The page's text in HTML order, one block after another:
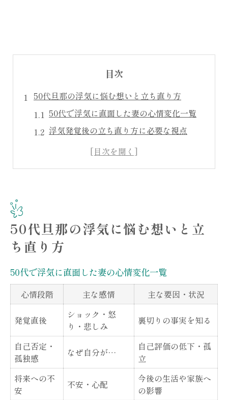
目次
50代旦那の浮気に悩む想いと立ち直り方
50代で浮気に直面した妻の心情変化一覧
浮気発覚後の立ち直り方に必要な視点
気持ちが揺れる時期にできる自己ケア
夫を問い詰めるタイミングの見極め方
感情的になった時の冷静な伝え方
浮気を許すか離れるか迷った瞬間
夫婦の窓口が伝える話し合いのコツ
夫の行動から見抜く50代の浮気サインとは
50代夫に多い浮気サイン早見表
スマホや行動の変化に注意する理由
日常の会話で感じる違和感の正体
浮気を疑うきっかけとなる瞬間例
夫婦の窓口で解説する証拠収集の知恵
50代旦那の浮気に悩む想いと立
ち直り方
50代で浮気に直面した妻の心情変化一覧
心情段階 主な感情 主な要因・状況
発覚直後
ショック・怒
り・悲しみ
裏切りの事実を知る
自己否定・
孤独感
なぜ自分が…
自己評価の低下・孤
立
将来への不
安
不安・心配
今後の生活や家族へ
の影響